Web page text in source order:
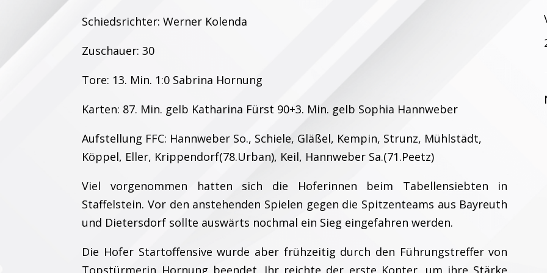
Schiedsrichter: Werner Kolenda
Zuschauer: 30
Tore: 13. Min. 1:0 Sabrina Hornung
Karten: 87. Min. gelb Katharina Fürst 90+3. Min. gelb Sophia Hannweber
Aufstellung FFC: Hannweber So., Schiele, Gläßel, Kempin, Strunz, Mühlstädt,
Köppel, Eller, Krippendorf(78.Urban), Keil, Hannweber Sa.(71.Peetz)
Viel vorgenommen hatten sich die Hoferinnen beim Tabellensiebten in
Staffelstein. Vor den anstehenden Spielen gegen die Spitzenteams aus Bayreuth
und Dietersdorf sollte auswärts nochmal ein Sieg eingefahren werden.
Die Hofer Startoffensive wurde aber frühzeitig durch den Führungstreffer von
Topstürmerin Hornung beendet. Ihr reichte der erste Konter, um ihre Stärke